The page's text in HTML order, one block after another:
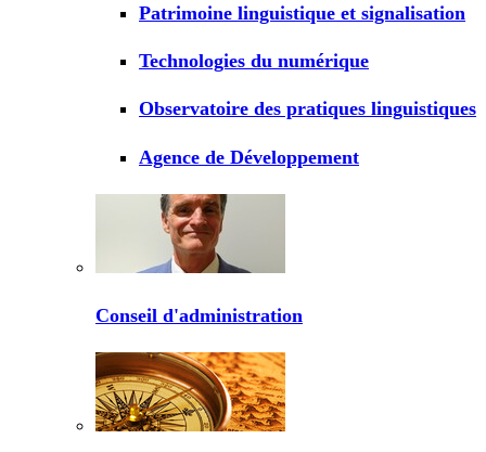
Patrimoine linguistique et signalisation
Technologies du numérique
Observatoire des pratiques linguistiques
Agence de Développement
Conseil d'administration